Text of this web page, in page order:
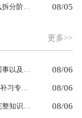
肯特大学留学生多门专业课接连掉队怎么拆分阶段性补习计划 08/05
更多>>
08/06
皇后大学ECON1001跨专业零基础该怎样补习专业课 08/06
08/06